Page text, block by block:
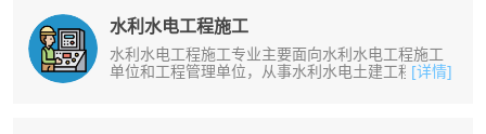
水利水电工程施工
水利水电工程施工专业主要面向水利水电工程施工
单位和工程管理单位，从事水利水电土建工程施工
[详情]